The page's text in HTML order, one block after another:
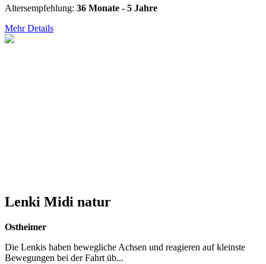
Altersempfehlung: 36 Monate - 5 Jahre
Mehr Details
Lenki Midi natur
Ostheimer
Die Lenkis haben bewegliche Achsen und reagieren auf kleinste
Bewegungen bei der Fahrt üb...